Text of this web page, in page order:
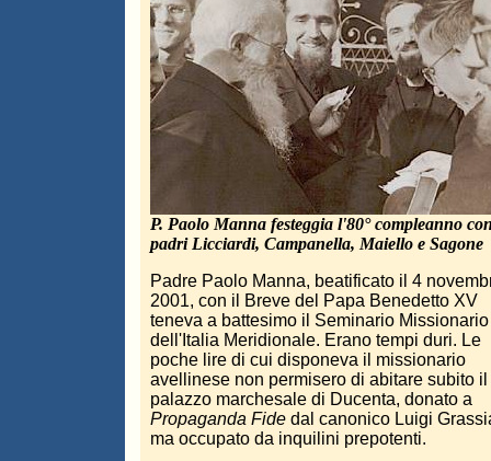
P. Paolo Manna festeggia l'80° compleanno
padri Licciardi, Campanella, Maiello e Sagone
Padre Paolo Manna, beatificato il 4
2001, con il Breve del Papa Benedetto XV
teneva a battesimo il Seminario Missionario
dell'Italia Meridionale. Erano tempi duri. Le
poche lire di cui disponeva il missionario
avellinese non permisero di abitare subito il
palazzo marchesale di Ducenta, donato a
Propaganda Fidedal canonico Luigi
ma occupato da inquilini prepotenti.